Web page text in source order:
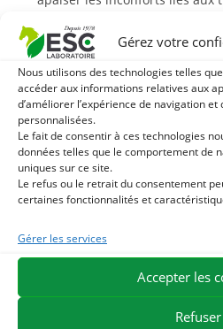
Gérez votre
Nous utilisons des technologies telles
accéder aux informations relatives aux
d’améliorer l’expérience de navigation
personnalisées.
Le fait de consentir à ces technologies
données telles que le comportement de
uniques sur ce site.
Le refus ou le retrait du consentement
certaines fonctionnalités et
Gérer les services
Accepter les
Refuser
Lachondroïtineest
de la glucosamine. Présent
joue un rôle dans le maintien
l’élasticité des cartilages, des
la paroi des artères. Cette
des acides aminés contenant
essentiels à la production des
chondroïtine soutient le
aidant à assurer une
glycosaminoglycanes et de
éléments constitutifs de la